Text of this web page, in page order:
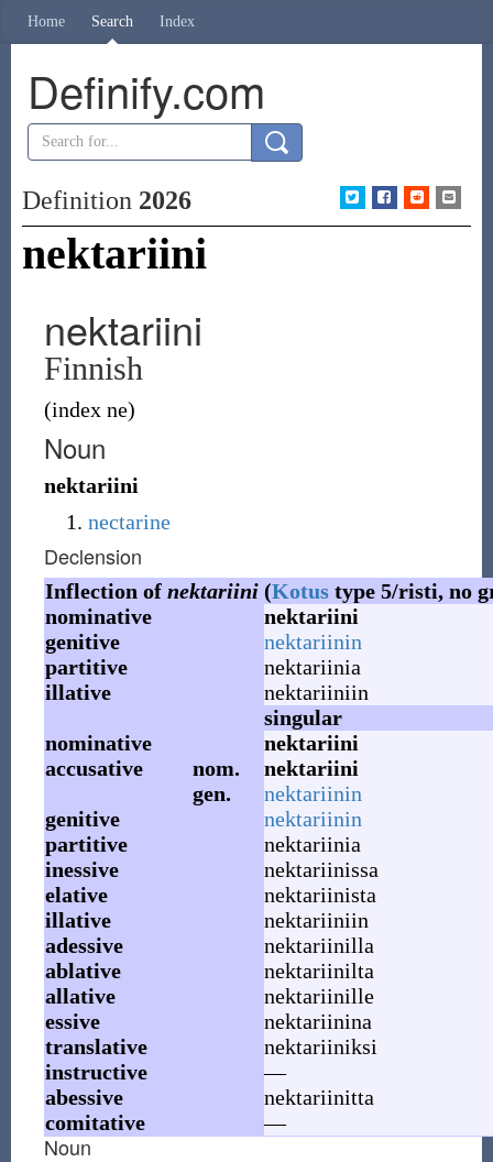
Home Search Index
Definify.com
Definition 2026
nektariini
nektariini
Finnish
(index ne)
Noun
nektariini
nectarine
Declension
Inflection of nektariini(Kotustype 5/risti, no
nominative
nektariini
genitive
nektariinin
partitive
nektariinia
illative
nektariiniin
singular
nominative
nektariini
accusative
nom.
nektariini
gen.
nektariinin
genitive
nektariinin
partitive
nektariinia
inessive
nektariinissa
elative
nektariinista
illative
nektariiniin
adessive
nektariinilla
ablative
nektariinilta
allative
nektariinille
essive
nektariinina
translative
nektariiniksi
instructive
—
abessive
nektariinitta
comitative
—
Noun